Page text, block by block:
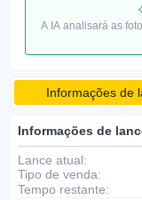
A IA analisará as
Informações de
Informações de
Lance atual:
Tipo de venda:
Tempo restante: